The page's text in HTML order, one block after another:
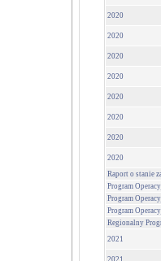
2020
2020
2020
2020
2020
2020
2020
2020
Raport o stanie
Program
Program
Program
Regionalny
2021
2021